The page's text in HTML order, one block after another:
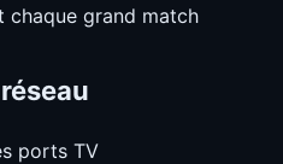
chaque grand match
ports TV